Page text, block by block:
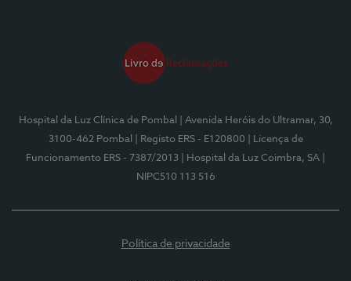
Hospital da Luz Clínica de Pombal
| Avenida Heróis do Ultramar, 30,
3100-462 Pombal
| Registo ERS - E120800
| Licença de
Funcionamento ERS - 7387/2013
| Hospital da Luz Coimbra, SA
NIPC510 113 516
Política de privacidade